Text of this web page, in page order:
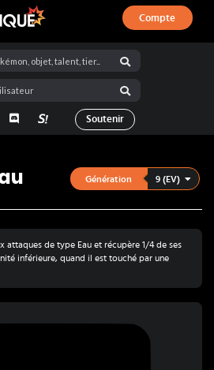
Compte
Discord La Salty Room sur Pokémon
Soutenir
Génération 9 (EV)
attaques de type Eau et récupère 1/4 de ses
inférieure, quand il est touché par une